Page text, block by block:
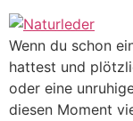
Wenn du schon
hattest und
oder eine
diesen Moment